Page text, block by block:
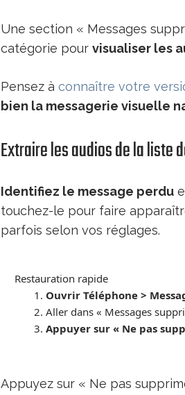
Une section « Messages
catégorie pour visualiser les
Pensez à connaître votre
bien la messagerie visuelle
Extraire les audios de la liste
Identifiez le message perdu
touchez-le pour faire
parfois selon vos réglages.
Restauration rapide
Ouvrir Téléphone >
Aller dans « Messages
Appuyer sur « Ne pas
Appuyez sur « Ne pas